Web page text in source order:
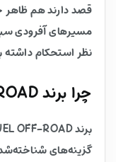
قصد دارند هم ظاهر
مسیرهای آفرودی
نظر استحکام
چرا برند FUEL OFF-ROAD؟
گزینه‌های